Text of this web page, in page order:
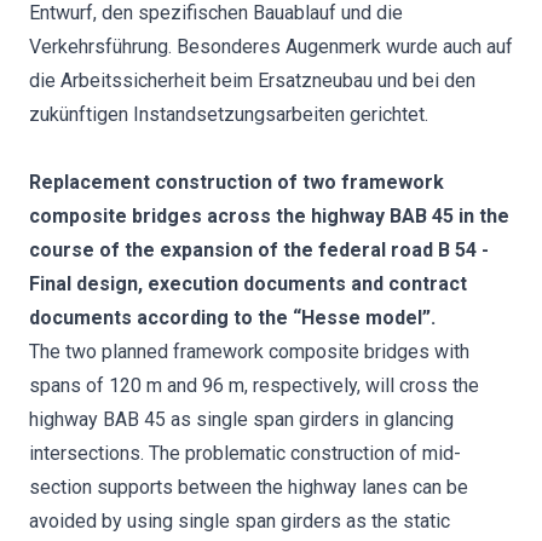
Entwurf, den spezifischen Bauablauf und die
Verkehrsführung. Besonderes Augenmerk wurde auch auf
die Arbeitssicherheit beim Ersatzneubau und bei den
zukünftigen Instandsetzungsarbeiten gerichtet.
Replacement construction of two framework
composite bridges across the highway BAB 45 in the
course of the expansion of the federal road B 54 -
Final design, execution documents and contract
documents according to the “Hesse model”.
The two planned framework composite bridges with
spans of 120 m and 96 m, respectively, will cross the
highway BAB 45 as single span girders in glancing
intersections. The problematic construction of mid-
section supports between the highway lanes can be
avoided by using single span girders as the static